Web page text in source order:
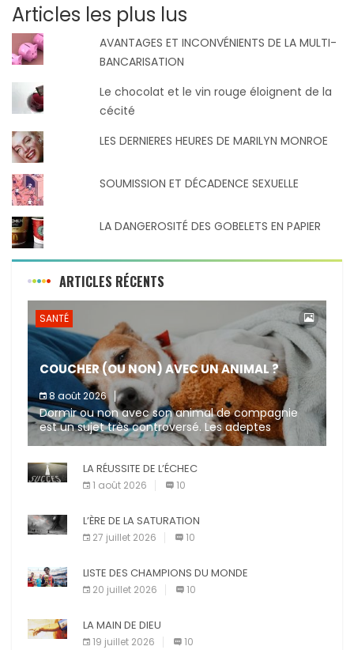
Articles les plus lus
AVANTAGES ET INCONVÉNIENTS DE LA MULTI-
BANCARISATION
Le chocolat et le vin rouge éloignent de la
cécité
LES DERNIERES HEURES DE MARILYN MONROE
SOUMISSION ET DÉCADENCE SEXUELLE
LA DANGEROSITÉ DES GOBELETS EN PAPIER
ARTICLES RÉCENTS
SANTÉ
COUCHER (OU NON) AVEC UN ANIMAL ?
8 août 2026
Dormir ou non avec son animal de compagnie
est un sujet très controversé. Les adeptes
affirment que la présence de leur compagnon à
LA RÉUSSITE DE L’ÉCHEC
1 août 2026 10
L’ÈRE DE LA SATURATION
27 juillet 2026 10
LISTE DES CHAMPIONS DU MONDE
20 juillet 2026 10
LA MAIN DE DIEU
19 juillet 2026 10